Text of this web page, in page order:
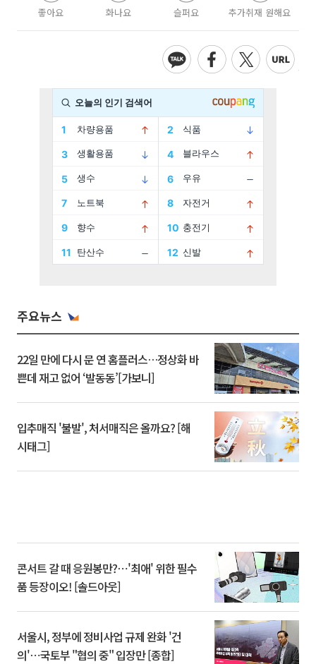
좋아요 화나요 슬퍼요 추가취재 원해요
주요뉴스
22일 만에 다시 문 연 홈플러스…정상화 바
쁜데 재고 없어 ‘발동동’[가보니]
입추매직 '불발', 처서매직은 올까요? [해
시태그]
콘서트 갈 때 응원봉만?⋯'최애' 위한 필수
품 등장이오! [솔드아웃]
서울시, 정부에 정비사업 규제 완화 '건
의'⋯국토부 "협의 중" 입장만 [종합]